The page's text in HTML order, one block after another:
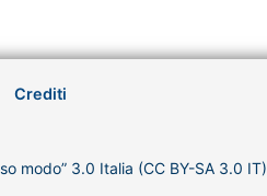
Crediti
modo” 3.0 Italia (CC BY-SA 3.0 IT)